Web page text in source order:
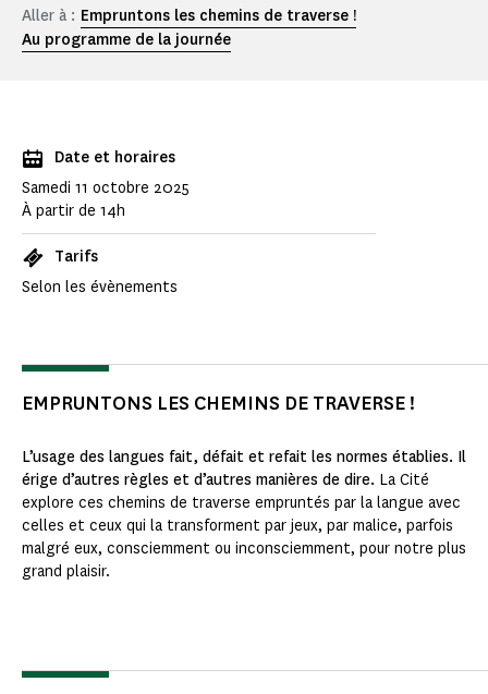
Aller à : Empruntons les chemins de traverse !
Au programme de la journée
Date et horaires
Samedi 11 octobre 2025
À partir de 14h
Tarifs
Selon les évènements
EMPRUNTONS LES CHEMINS DE TRAVERSE !
L’usage des langues fait, défait et refait les normes établies. Il
érige d’autres règles et d’autres manières de dire. La Cité
explore ces chemins de traverse empruntés par la langue avec
celles et ceux qui la transforment par jeux, par malice, parfois
malgré eux, consciemment ou inconsciemment, pour notre plus
grand plaisir.